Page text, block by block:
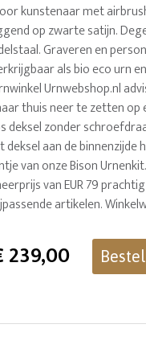
kunstenaar met
op zwarte satijn.
Graveren en
als bio eco urn
Urnwebshop.nl
thuis neer te zetten op
deksel zonder
deksel aan de
van onze Bison
van EUR 79
artikelen.
239,00 Bestel